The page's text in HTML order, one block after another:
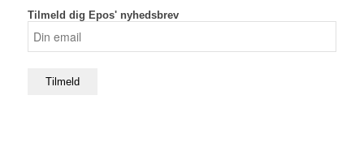
Tilmeld dig Epos' nyhedsbrev